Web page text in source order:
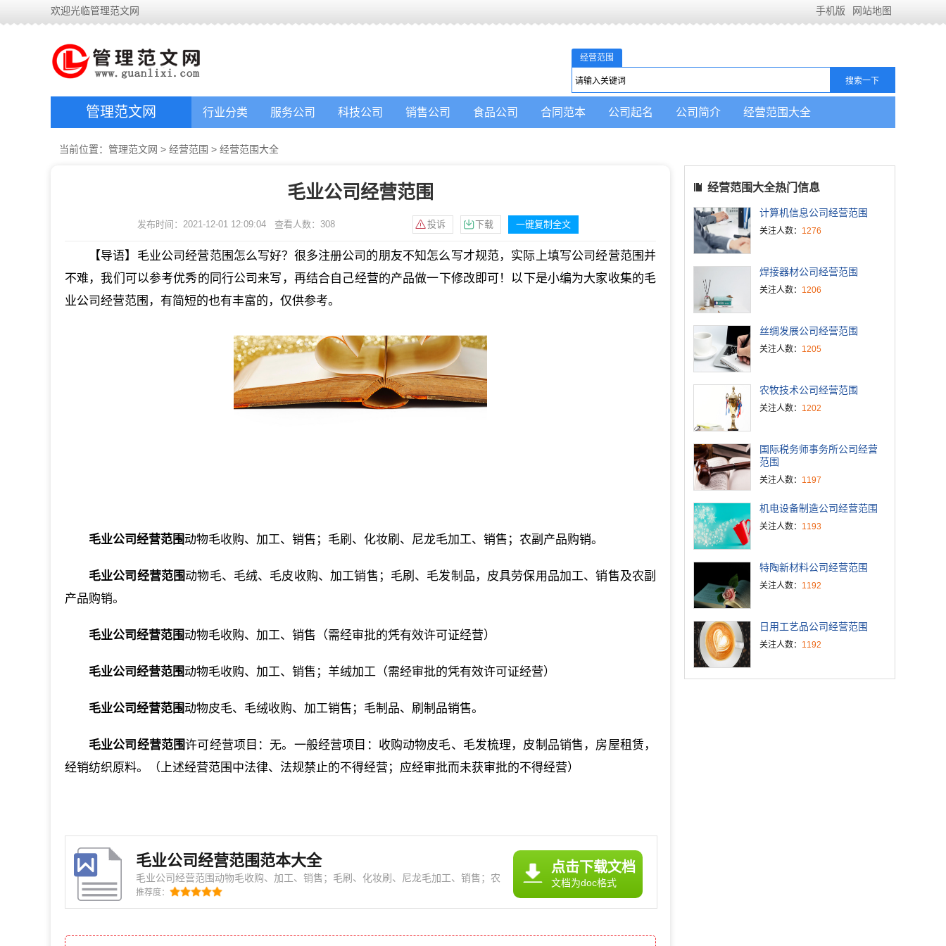
欢迎光临管理范文网 手机版 网站地图
经营范围
管理范文网 行业分类 服务公司 科技公司 销售公司 食品公司 合同范本 公司起名 公司简介 经营范围大全
当前位置： 管理范文网 > 经营范围 > 经营范围大全
毛业公司经营范围
发布时间：2021-12-01 12:09:04 查看人数： 308 投诉 下载 一键复制全文
【导语】毛业公司经营范围怎么写好？很多注册公司的朋友不知怎么写才规范，实际上填写公司经营范围并
不难，我们可以参考优秀的同行公司来写，再结合自己经营的产品做一下修改即可！以下是小编为大家收集的毛
业公司经营范围，有简短的也有丰富的，仅供参考。
毛业公司经营范围动物毛收购、加工、销售；毛刷、化妆刷、尼龙毛加工、销售；农副产品购销。
毛业公司经营范围动物毛、毛绒、毛皮收购、加工销售；毛刷、毛发制品，皮具劳保用品加工、销售及农副
产品购销。
毛业公司经营范围动物毛收购、加工、销售（需经审批的凭有效许可证经营）
毛业公司经营范围动物毛收购、加工、销售；羊绒加工（需经审批的凭有效许可证经营）
毛业公司经营范围动物皮毛、毛绒收购、加工销售；毛制品、刷制品销售。
毛业公司经营范围许可经营项目：无。一般经营项目：收购动物皮毛、毛发梳理，皮制品销售，房屋租赁，
经销纺织原料。（上述经营范围中法律、法规禁止的不得经营；应经审批而未获审批的不得经营）
毛业公司经营范围范本大全
毛业公司经营范围动物毛收购、加工、销售；毛刷、化妆刷、尼龙毛加工、销售；农
副产品购销。 毛业公司经营范围动物毛、毛绒、毛皮收购、加工销售；毛刷、毛发
制品，皮具劳保用品加工、销售及农副产品购销。 毛业公司经营范围动物毛收购、
推荐度：
点击下载文档
文档为doc格式
经营范围大全热门信息
计算机信息公司经营范围
关注人数： 1276
焊接器材公司经营范围
关注人数： 1206
丝绸发展公司经营范围
关注人数： 1205
农牧技术公司经营范围
关注人数： 1202
国际税务师事务所公司经营
范围
关注人数： 1197
机电设备制造公司经营范围
关注人数： 1193
特陶新材料公司经营范围
关注人数： 1192
日用工艺品公司经营范围
关注人数： 1192